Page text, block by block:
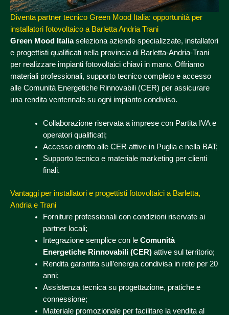
Diventa partner tecnico Green Mood Italia: opportunità per
installatori fotovoltaico a Barletta Andria Trani
Green Mood Italiaseleziona aziende specializzate, installatori
e progettisti qualificati nella provincia di Barletta-Andria-Trani
per realizzare impianti fotovoltaici chiavi in mano. Offriamo
materiali professionali, supporto tecnico completo e accesso
alle Comunità Energetiche Rinnovabili (CER) per assicurare
una rendita ventennale su ogni impianto condiviso.
Collaborazione riservata a imprese con Partita IVA e
operatori qualificati;
Accesso diretto alle CER attive in Puglia e nella BAT;
Supporto tecnico e materiale marketing per clienti
finali.
Vantaggi per installatori e progettisti fotovoltaici a Barletta,
Andria e Trani
Forniture professionali con condizioni riservate ai
partner locali;
Integrazione semplice con le Comunità
Energetiche Rinnovabili (CER)attive sul territorio;
Rendita garantita sull’energia condivisa in rete per 20
anni;
Assistenza tecnica su progettazione, pratiche e
connessione;
Materiale promozionale per facilitare la vendita al